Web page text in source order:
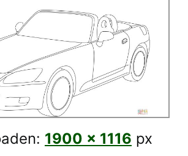
1900 × 1116 px